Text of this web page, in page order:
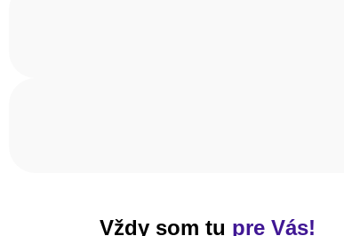
Vždy som tu pre Vás!